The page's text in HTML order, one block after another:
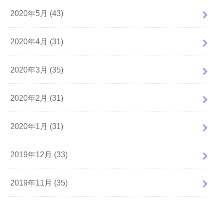
2020年5月 (43)
2020年4月 (31)
2020年3月 (35)
2020年2月 (31)
2020年1月 (31)
2019年12月 (33)
2019年11月 (35)